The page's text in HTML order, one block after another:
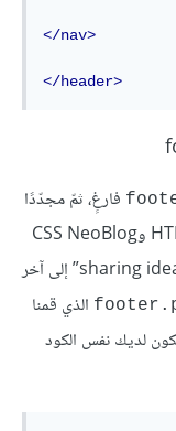
</nav>
</header>
فارغٍ، ثمّ مجدّدًا
من مجلّد قالب HTML وCSS NeoBlog
ثمّ نقوم بنسخ كلِّ شيءٍ انطلاقًا من ”sharing idea section” إلى آخر
الذي قمنا
لديك نفس الكود